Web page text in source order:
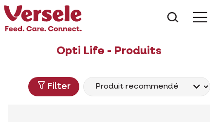
Opti Life - Produits
Filter